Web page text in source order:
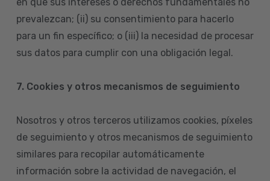
prevalezcan; (ii) su consentimiento para hacerlo
para un fin específico; o (iii) la necesidad de procesar
sus datos para cumplir con una obligación legal.
7. Cookies y otros mecanismos de seguimiento
Nosotros y otros terceros utilizamos cookies, píxeles
de seguimiento y otros mecanismos de seguimiento
similares para recopilar automáticamente
información sobre la actividad de navegación, el